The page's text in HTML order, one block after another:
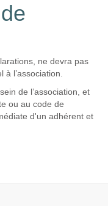
ne devra pas
l’association.
de l’association, et
ou au code de
d'un adhérent et